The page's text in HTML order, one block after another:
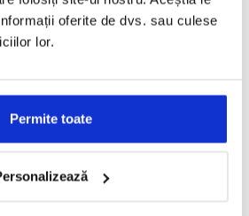
oferite de dvs. sau culese
lor.
Permite toate